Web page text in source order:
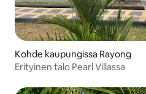
Kohde kaupungissa Rayong
Erityinen talo Pearl Villassa